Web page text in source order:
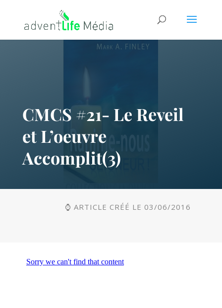
CMCS #21- Le Reveil
et L’oeuvre
Accomplit(3)
⌚ ARTICLE CRÉÉ LE 03/06/2016